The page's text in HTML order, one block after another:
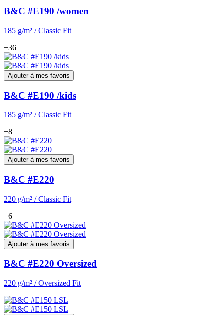
B&C #E190 /women
185 g/m² / Classic Fit
+36
Ajouter à mes favoris
B&C #E190 /kids
185 g/m² / Classic Fit
+8
Ajouter à mes favoris
B&C #E220
220 g/m² / Classic Fit
+6
Ajouter à mes favoris
B&C #E220 Oversized
220 g/m² / Oversized Fit